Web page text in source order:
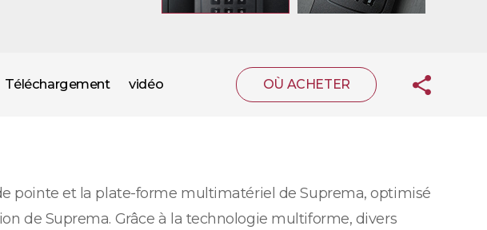
Téléchargement vidéo OÙ ACHETER
pointe et la plate-forme multimatériel de Suprema, optimisé
de Suprema. Grâce à la technologie multiforme, divers